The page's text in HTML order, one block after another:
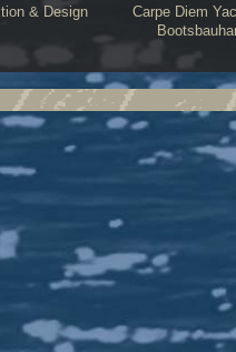
& Design Carpe Diem